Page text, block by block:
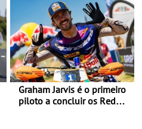
Graham Jarvis é o primeiro
piloto a concluir os Red